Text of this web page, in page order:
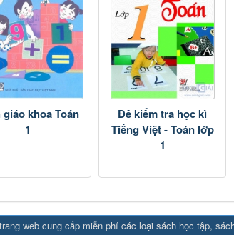
giáo khoa Toán
1
Đề kiểm tra học kì
Tiếng Việt - Toán lớp
1
⇔789BET ⇔
web cung cấp miễn phí các loại sách học tập,